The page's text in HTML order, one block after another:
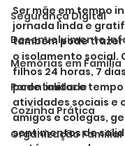
Segurança Digital
Desenvolvimento
Memórias em Família
Parentalidade
Cozinha Prática
Organização Familiar
Ser mãe em tempo
jornada linda e
também pode
o isolamento social.
filhos 24 horas, 7
pode limitar o
atividades sociais e
amigos e colegas,
sentimentos de